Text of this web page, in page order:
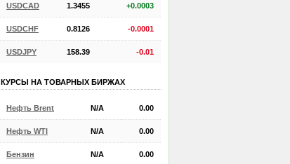
USDCAD 1.3455 +0.0003
USDCHF 0.8126 -0.0001
USDJPY 158.39 -0.01
КУРСЫ НА ТОВАРНЫХ БИРЖАХ
Нефть Brent N/A 0.00
Нефть WTI N/A 0.00
Бензин N/A 0.00